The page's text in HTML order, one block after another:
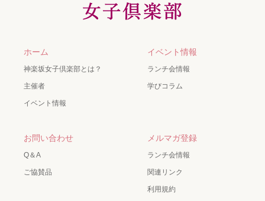
ホーム
神楽坂女子倶楽部とは？
主催者
イベント情報
イベント情報
ランチ会情報
学びコラム
お問い合わせ
Q＆A
ご協賛品
メルマガ登録
ランチ会情報
関連リンク
利用規約